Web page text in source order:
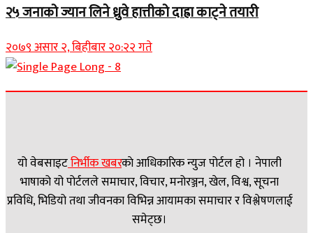
२५ जनाको ज्यान लिने ध्रुवे हात्तीको दाह्रा काट्ने तयारी
२०७९ असार २, बिहीबार २०:२२ गते
यो वेबसाइटनिर्भीक खबरकाे आधिकारिक न्युज पोर्टल हो । नेपाली
भाषाको यो पोर्टलले समाचार, विचार, मनोरञ्जन, खेल, विश्व, सूचना
प्रविधि, भिडियो तथा जीवनका विभिन्न आयामका समाचार र विश्लेषणलाई
समेट्छ।